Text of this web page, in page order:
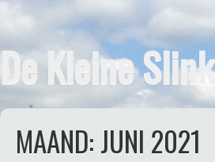
De Kleine Slink
MAAND:JUNI 2021